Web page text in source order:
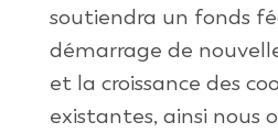
soutiendra un fonds
démarrage de
et la croissance des
existantes, ainsi nous